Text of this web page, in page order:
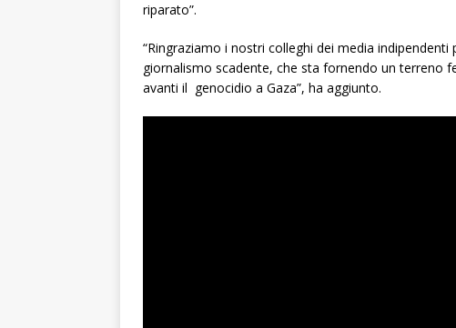
riparato”.
“Ringraziamo i nostri colleghi dei media
giornalismo scadente, che sta fornendo un terreno
avanti il ​ genocidio a Gaza”, ha aggiunto.